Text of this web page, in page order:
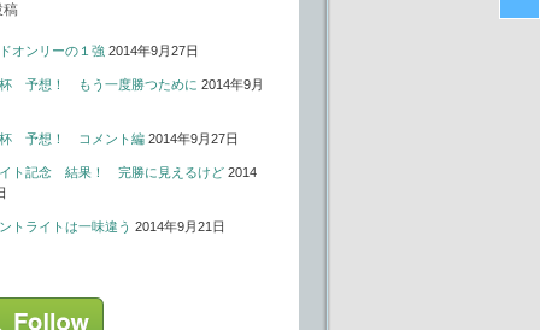
稿
オンリーの１強 2014年9月27日
予想！ もう一度勝つために 2014年9月
杯 予想！ コメント編 2014年9月27日
ト記念 結果！ 完勝に見えるけど 2014
トライトは一味違う 2014年9月21日